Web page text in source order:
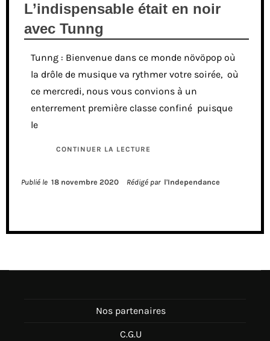
L’indispensable était en noir
avec Tunng
Tunng : Bienvenue dans ce monde növöpop où
la drôle de musique va rythmer votre soirée, où
ce mercredi, nous vous convions à un
enterrement première classe confiné puisque
le
CONTINUER LA LECTURE
Publié le 18 novembre 2020 Rédigé par l'Independance
Nos partenaires
C.G.U